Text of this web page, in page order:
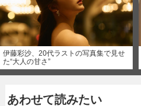
伊藤彩沙、20代ラストの写真集で見せ
た“大人の甘さ”
あわせて読みたい